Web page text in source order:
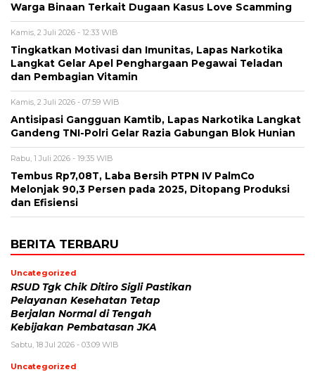
Warga Binaan Terkait Dugaan Kasus Love Scamming
Kamis, 2 Juli 2026 - 12:33 WIB
Tingkatkan Motivasi dan Imunitas, Lapas Narkotika
Langkat Gelar Apel Penghargaan Pegawai Teladan
dan Pembagian Vitamin
Kamis, 2 Juli 2026 - 07:59 WIB
Antisipasi Gangguan Kamtib, Lapas Narkotika Langkat
Gandeng TNI-Polri Gelar Razia Gabungan Blok Hunian
Rabu, 1 Juli 2026 - 19:35 WIB
Tembus Rp7,08T, Laba Bersih PTPN IV PalmCo
Melonjak 90,3 Persen pada 2025, Ditopang Produksi
dan Efisiensi
BERITA TERBARU
Uncategorized
RSUD Tgk Chik Ditiro Sigli Pastikan
Pelayanan Kesehatan Tetap
Berjalan Normal di Tengah
Kebijakan Pembatasan JKA
Sabtu, 18 Jul 2026 - 03:09 WIB
Uncategorized